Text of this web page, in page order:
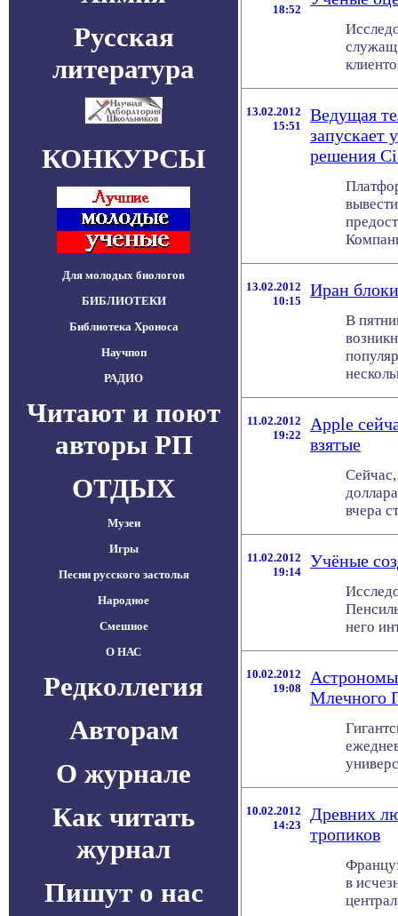
Русская
литература
КОНКУРСЫ
Для молодых биологов
БИБЛИОТЕКИ
Библиотека Хроноса
Научпоп
РАДИО
Читают и поют
авторы РП
ОТДЫХ
Музеи
Игры
Песни русского застолья
Народное
Смешное
О НАС
Редколлегия
Авторам
О журнале
Как читать
журнал
Пишут о нас
18:52
13.02.2012
15:51
Ведущая
запускает
решения
13.02.2012
10:15
Иран
В
11.02.2012
19:22
Apple
взятые
вчера
11.02.2012
19:14
Учёные
него
10.02.2012
19:08
Млечного
10.02.2012
14:23
Древних
тропиков
в